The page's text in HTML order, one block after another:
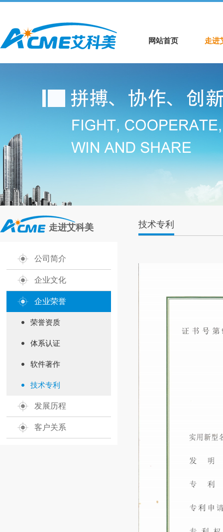
网站首页 走进
走进艾科美
公司简介
企业文化
企业荣誉
荣誉资质
体系认证
软件著作
技术专利
发展历程
客户关系
技术专利